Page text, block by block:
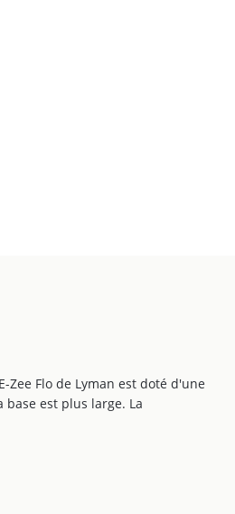
Flo de Lyman est doté d'une
est plus large. La